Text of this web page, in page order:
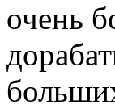
очень